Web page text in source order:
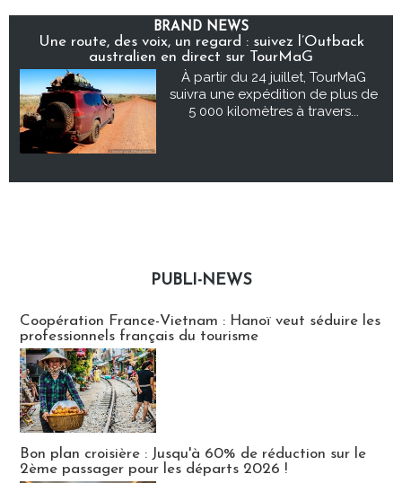
BRAND NEWS
Une route, des voix, un regard : suivez l’Outback
australien en direct sur TourMaG
À partir du 24 juillet, TourMaG
suivra une expédition de plus de
5 000 kilomètres à travers...
PUBLI-NEWS
Coopération France-Vietnam : Hanoï veut séduire les
professionnels français du tourisme
Bon plan croisière : Jusqu'à 60% de réduction sur le
2ème passager pour les départs 2026 !